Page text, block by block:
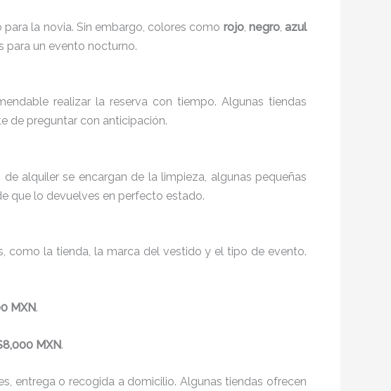
la novia. Sin embargo, colores como rojo, negro,azul
para un evento nocturno.
realizar la reserva con tiempo. Algunas tiendas
de preguntar con anticipación.
alquiler se encargan de la limpieza, algunas pequeñas
que lo devuelves en perfecto estado.
como la tienda, la marca del vestido y el tipo de evento.
MXN.
MXN.
entrega o recogida a domicilio. Algunas tiendas ofrecen